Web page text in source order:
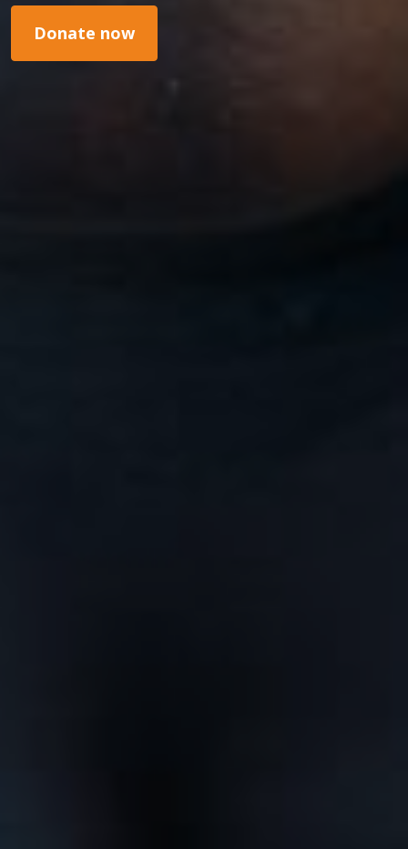
Donate now